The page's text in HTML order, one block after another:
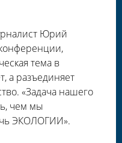
Юрий
тема в
а разъединяет
«Задача нашего
чем мы
ЭКОЛОГИИ».